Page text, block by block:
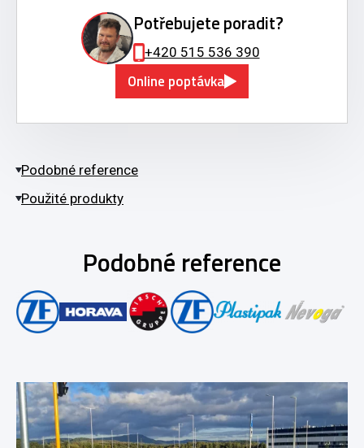
Potřebujete poradit?
+420 515 536 390
Online poptávka
Podobné reference
Použité produkty
Podobné reference